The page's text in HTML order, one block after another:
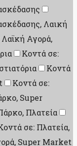
Λαική
Αγορά,
Κοντά σε:
Κοντά
Κοντά σε:
Super
Πλατεία
σε: Πλατεία,
Super Market